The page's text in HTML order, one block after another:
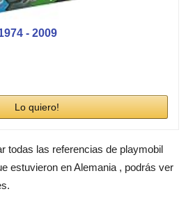
- 2009
Lo quiero!
todas las referencias de playmobil
estuvieron en Alemania , podrás ver